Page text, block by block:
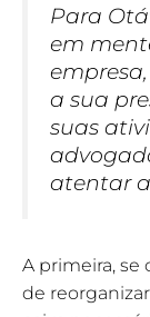
Para
em
a sua
suas
atentar
A primeira, se
de